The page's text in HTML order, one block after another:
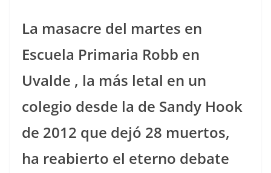
La masacre del martes en
Escuela Primaria Robb en
Uvalde , la más letal en un
colegio desde la de Sandy Hook
de 2012 que dejó 28 muertos,
ha reabierto el eterno debate